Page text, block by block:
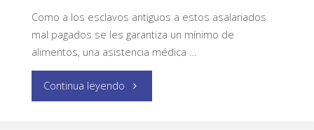
Como a los esclavos antiguos a estos asalariados
mal pagados se les garantiza un mínimo de
alimentos, una asistencia médica …
Continua leyendo